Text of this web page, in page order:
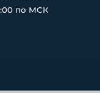
по МСК